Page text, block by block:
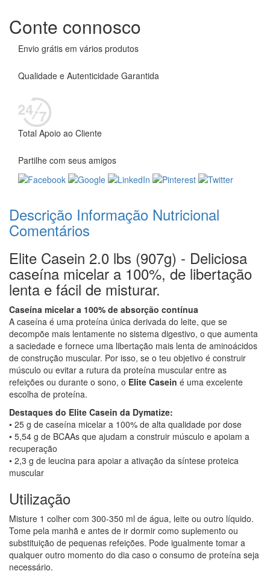
Conte connosco
Envio grátis em vários produtos
Qualidade e Autenticidade Garantida
Total Apoio ao Cliente
Partilhe com seus amigos
Descrição Informação Nutricional
Comentários
Elite Casein 2.0 lbs (907g) - Deliciosa
caseína micelar a 100%, de libertação
lenta e fácil de misturar.
Caseína micelar a 100% de absorção contínua
A caseína é uma proteína única derivada do leite, que se
decompõe mais lentamente no sistema digestivo, o que aumenta
a saciedade e fornece uma libertação mais lenta de aminoácidos
de construção muscular. Por isso, se o teu objetivo é construir
músculo ou evitar a rutura da proteína muscular entre as
refeições ou durante o sono, o Elite Casein é uma excelente
escolha de proteína.
Destaques do Elite Casein da Dymatize:
• 25 g de caseína micelar a 100% de alta qualidade por dose
• 5,54 g de BCAAs que ajudam a construir músculo e apoiam a
recuperação
• 2,3 g de leucina para apoiar a ativação da síntese proteica
muscular
Utilização
Misture 1 colher com 300-350 ml de água, leite ou outro líquido.
Tome pela manhã e antes de ir dormir como suplemento ou
substituição de pequenas refeições. Pode igualmente tomar a
qualquer outro momento do dia caso o consumo de proteína seja
necessário.